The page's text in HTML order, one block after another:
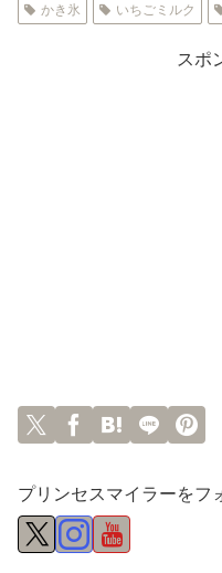
かき氷 いちごミルク
スポ
プリンセスマイラーをフ